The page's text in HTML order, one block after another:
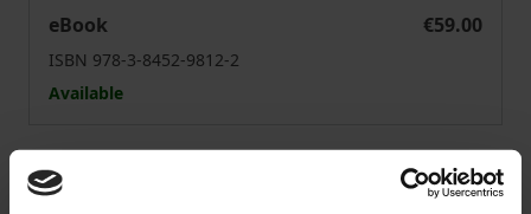
eBook
€59.00
ISBN 978-3-8452-9812-2
Available
Prices include VAT. Depending on the delivery address, VAT
may vary at checkout.